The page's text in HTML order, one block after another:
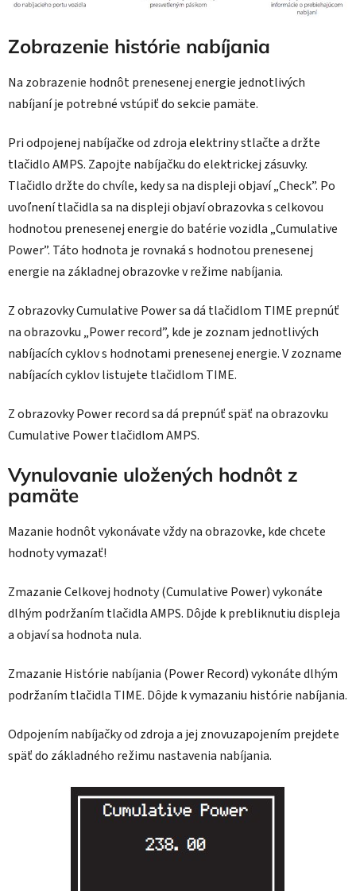
Zobrazenie histórie nabíjania
Na zobrazenie hodnôt prenesenej energie jednotlivých
nabíjaní je potrebné vstúpiť do sekcie pamäte.
Pri odpojenej nabíjačke od zdroja elektriny stlačte a držte
tlačidlo AMPS. Zapojte nabíjačku do elektrickej zásuvky.
Tlačidlo držte do chvíle, kedy sa na displeji objaví „Check”. Po
uvoľnení tlačidla sa na displeji objaví obrazovka s celkovou
hodnotou prenesenej energie do batérie vozidla „Cumulative
Power”. Táto hodnota je rovnaká s hodnotou prenesenej
energie na základnej obrazovke v režime nabíjania.
Z obrazovky Cumulative Power sa dá tlačidlom TIME prepnúť
na obrazovku „Power record”, kde je zoznam jednotlivých
nabíjacích cyklov s hodnotami prenesenej energie. V zozname
nabíjacích cyklov listujete tlačidlom TIME.
Z obrazovky Power record sa dá prepnúť späť na obrazovku
Cumulative Power tlačidlom AMPS.
Vynulovanie uložených hodnôt z
pamäte
Mazanie hodnôt vykonávate vždy na obrazovke, kde chcete
hodnoty vymazať!
Zmazanie Celkovej hodnoty (Cumulative Power) vykonáte
dlhým podržaním tlačidla AMPS. Dôjde k prebliknutiu displeja
a objaví sa hodnota nula.
Zmazanie Histórie nabíjania (Power Record) vykonáte dlhým
podržaním tlačidla TIME. Dôjde k vymazaniu histórie nabíjania.
Odpojením nabíjačky od zdroja a jej znovuzapojením prejdete
späť do základného režimu nastavenia nabíjania.